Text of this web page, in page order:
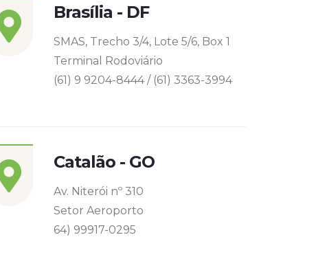
Brasília - DF
SMAS, Trecho 3/4, Lote 5/6, Box 1
Terminal Rodoviário
(61) 9 9204-8444 / (61) 3363-3994
Catalão - GO
Av. Niterói nº 310
Setor Aeroporto
64) 99917-0295